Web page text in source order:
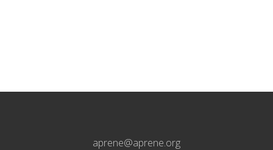
aprene@aprene.org